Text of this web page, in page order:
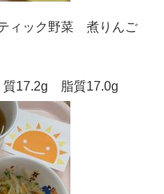
ィック野菜 煮りんご
17.2g 脂質17.0g